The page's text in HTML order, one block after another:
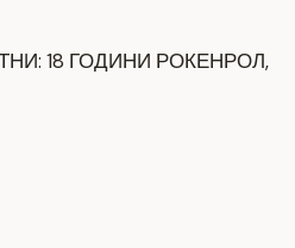
18 ГОДИНИ РОКЕНРОЛ,